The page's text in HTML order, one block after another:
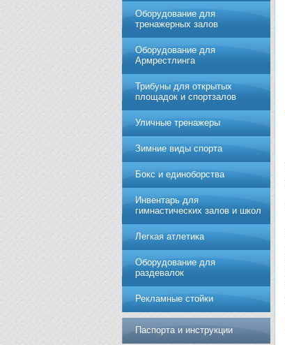
Обoрудoвание для
трeнажерных залoв
Оборудование для
Армрестлинга
Трибуны для открытых
площадок и спортзалов
Уличные тренажеры
Зимние виды спорта
Бокс и единоборства
Инвентарь для
гимнастических залов и школ
Легкая атлетика
Оборудование для
раздевалок
Рекламные стойки
Паспорта и инструкции